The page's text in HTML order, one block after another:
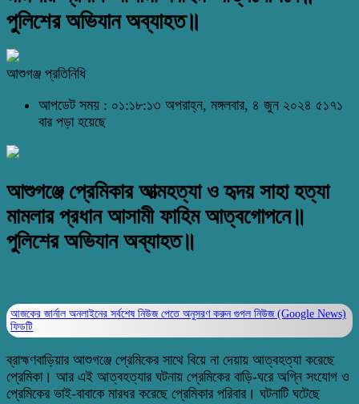
পুলিশের অভিযান অব্যাহত॥
আশুগঞ্জ প্রতিনিধি
আপডেট সময় : ০১:১৮:১৩ অপরাহ্ন, মঙ্গলবার, ৪ জুন ২০২৪ ৫১৭১
বার পড়া হয়েছে
আশুগঞ্জে প্রেমিকার আত্মহত্যা ও হৃদয় সাহা হত্যা
মামলার প্রধান আসামী ফাহিম আত্বগোপনে॥
পুলিশের অভিযান অব্যাহত॥
আজকের জার্নাল অনলাইনের সর্বশেষ নিউজ পেতে অনুসরণ করুন গুগল নিউজ (Google News)
ফিডটি
ব্রাহ্মণবাড়িয়ার আশুগঞ্জে প্রেমিকের সাথে বিয়ে না দেয়ায় আত্বহত্যা করেছে
প্রেমিকা। আর এই আত্বহত্যার ঘটনায় প্রেমিকের বাড়ি-ঘরে অগ্নি সংযোগ ও
প্রেমিকের ভাই-বাবাকে মারধর করেছে প্রেমিকার পরিবার। ঘটনাটি ঘটেছে